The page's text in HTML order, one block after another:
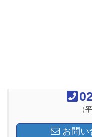
（
お問い